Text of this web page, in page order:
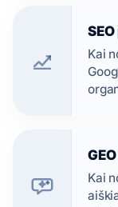
Kai
Kai